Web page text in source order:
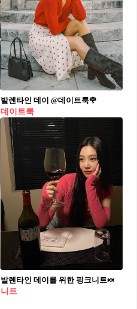
발렌타인 데이 @데이트룩🌹
데이트룩
발렌타인 데이를 위한 핑크니트🍬
니트